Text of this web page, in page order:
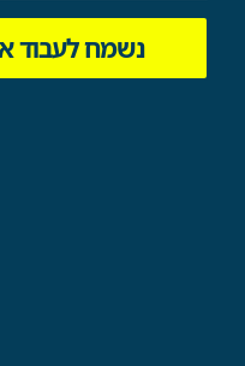
נשמח לעבוד